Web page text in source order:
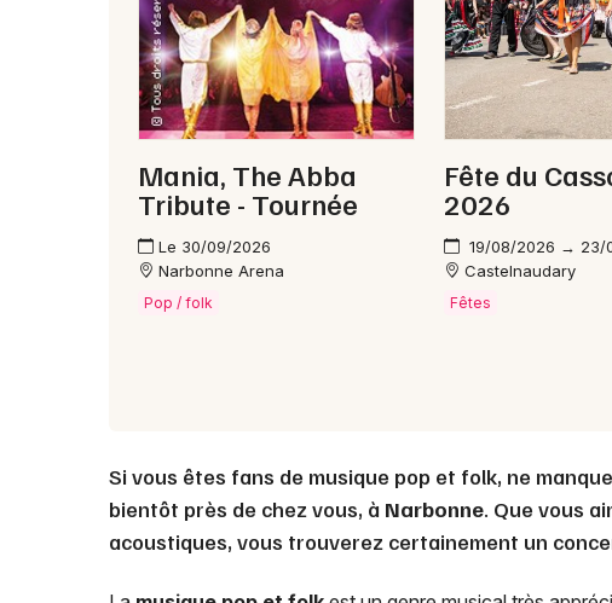
Mania, The Abba
Tribute - Tournée
Le 30/09/2026
Narbonne Arena
Pop / folk
Fête du
2026
19/08/2026 → 23/
Castelnaudary
Fêtes
Si vous êtes fans de musique pop et folk, ne
bientôt près de chez vous, à Narbonne. Que vous
acoustiques, vous trouverez certainement un